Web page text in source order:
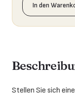
In den
Stellen Sie sich